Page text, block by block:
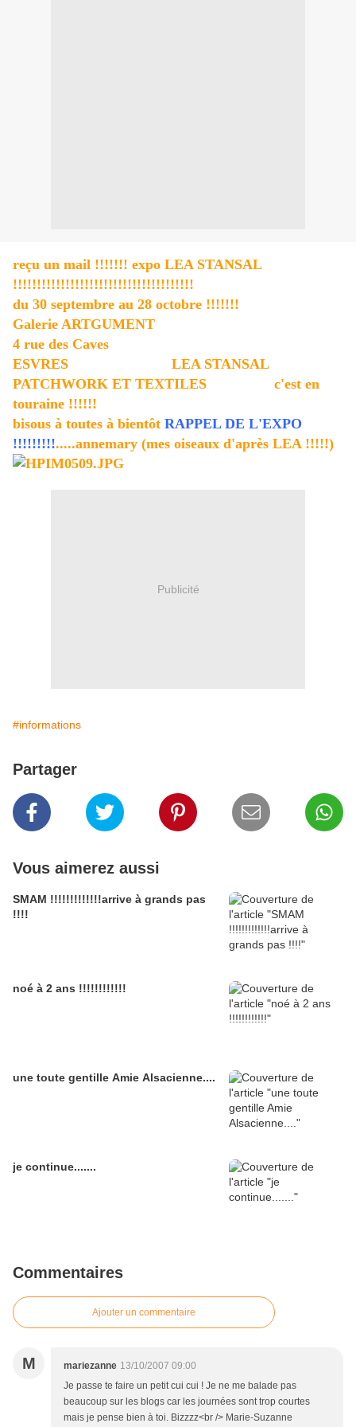
reçu un mail !!!!!!! expo LEA STANSAL
!!!!!!!!!!!!!!!!!!!!!!!!!!!!!!!!!!!!!!
du 30 septembre au 28 octobre !!!!!!!
Galerie ARTGUMENT
4 rue des Caves
ESVRES LEA STANSAL
PATCHWORK ET TEXTILES c'est en
touraine !!!!!!
bisous à toutes à bientôt RAPPEL DE L'EXPO
!!!!!!!!!.....annemary (mes oiseaux d'après LEA !!!!!)
Publicité
#informations
Partager
Vous aimerez aussi
SMAM !!!!!!!!!!!!!arrive à grands pas
!!!!
noé à 2 ans !!!!!!!!!!!!
une toute gentille Amie Alsacienne....
je continue.......
Commentaires
Ajouter un commentaire
M mariezanne 13/10/2007 09:00
Je passe te faire un petit cui cui ! Je ne me balade pas
beaucoup sur les blogs car les journées sont trop courtes
mais je pense bien à toi. Bizzzz<br /> Marie-Suzanne